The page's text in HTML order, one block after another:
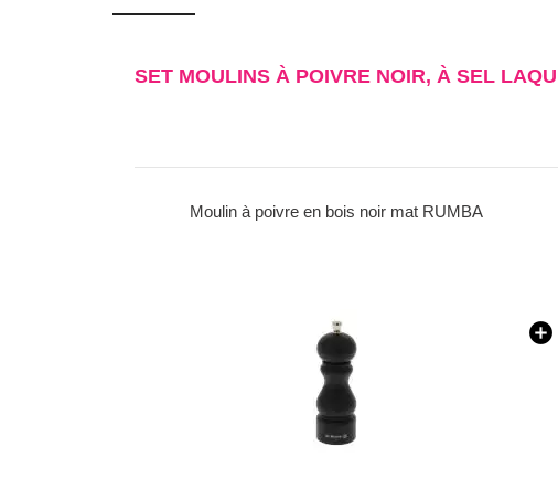
SET MOULINS À POIVRE NOIR, À SEL
Moulin à poivre en bois noir mat RUMBA